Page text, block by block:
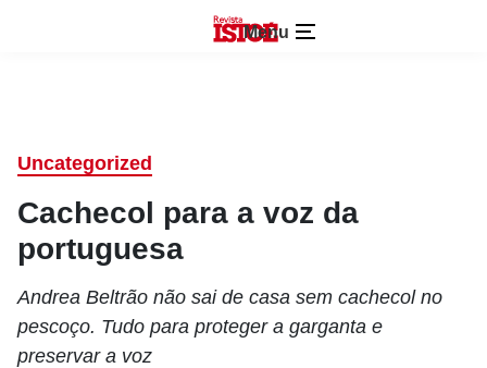
Menu
Uncategorized
Cachecol para a voz da
portuguesa
Andrea Beltrão não sai de casa sem cachecol no
pescoço. Tudo para proteger a garganta e
preservar a voz